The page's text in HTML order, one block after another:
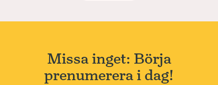
Missa inget: Börja
prenumerera i dag!